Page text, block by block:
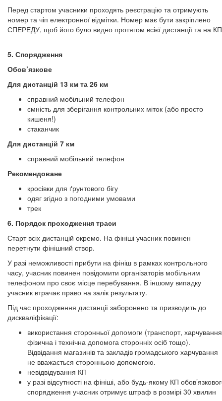
Перед стартом учасники проходять реєстрацію та отримують
номер та чіп електронної відмітки. Номер має бути закріплено
СПЕРЕДУ, щоб його було видно протягом всієї дистанції та на
5. Спорядження
Обов’язкове
Для дистанцій 13 км та 26 км
справний мобільний телефон
ємність для зберігання контрольних міток (або просто
кишеня!)
стаканчик
Для дистанцій 7 км
справний мобільний телефон
Рекомендоване
кросівки для ґрунтового бігу
одяг згідно з погодними умовами
трек
6. Порядок проходження траси
Старт всіх дистанцій окремо. На фініші учасник повинен
перетнути фінішний створ.
У разі неможливості прибути на фініш в рамках контрольного
часу, учасник повинен повідомити організаторів мобільним
телефоном про своє місце перебування. В іншому випадку
учасник втрачає право на залік результату.
Під час проходження дистанції заборонено та призводить до
дискваліфікації:
використання сторонньої допомоги (транспорт,
фізична і технічна допомога сторонніх осіб тощо).
Відвідання магазинів та закладів громадського харчування
не вважається сторонньою допомогою.
невідвідування КП
у разі відсутності на фініші, або будь-якому КП
спорядження учасник отримує штраф в розмірі 30 хвилин